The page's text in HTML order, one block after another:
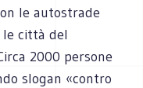
le autostrade
le città del
2000 persone
slogan «contro